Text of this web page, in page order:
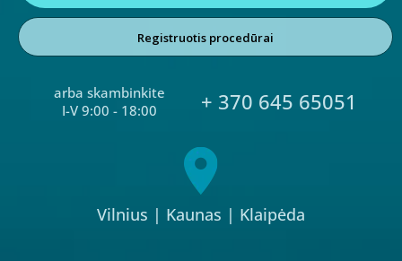
Registruotis procedūrai
arba skambinkite
I-V 9:00 - 18:00
+ 370 645 65051
Vilnius | Kaunas | Klaipėda